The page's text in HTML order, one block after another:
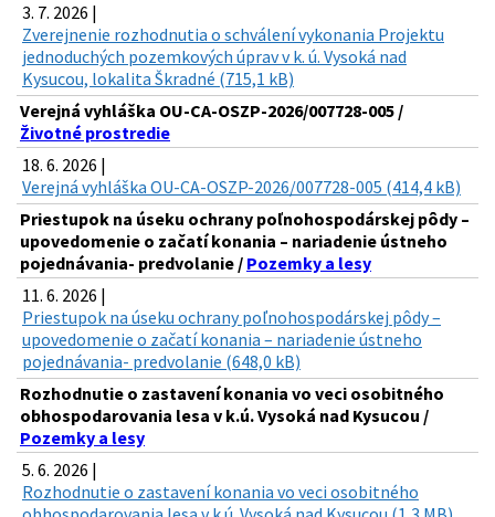
3. 7. 2026 |
Zverejnenie rozhodnutia o schválení vykonania Projektu
jednoduchých pozemkových úprav v k. ú. Vysoká nad
Kysucou, lokalita Škradné (715,1 kB)
Verejná vyhláška OU-CA-OSZP-2026/007728-005 /
Životné prostredie
18. 6. 2026 |
Verejná vyhláška OU-CA-OSZP-2026/007728-005 (414,4 kB)
Priestupok na úseku ochrany poľnohospodárskej pôdy –
upovedomenie o začatí konania – nariadenie ústneho
pojednávania- predvolanie / Pozemky a lesy
11. 6. 2026 |
Priestupok na úseku ochrany poľnohospodárskej pôdy –
upovedomenie o začatí konania – nariadenie ústneho
pojednávania- predvolanie (648,0 kB)
Rozhodnutie o zastavení konania vo veci osobitného
obhospodarovania lesa v k.ú. Vysoká nad Kysucou /
Pozemky a lesy
5. 6. 2026 |
Rozhodnutie o zastavení konania vo veci osobitného